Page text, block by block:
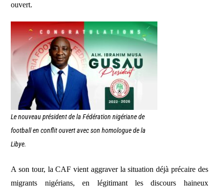
ouvert.
Le nouveau président de la Fédération nigériane de
football en conflit ouvert avec son homologue de la
Libye.
A son tour, la CAF vient aggraver la situation déjà précaire des
migrants nigérians, en légitimant les discours haineux